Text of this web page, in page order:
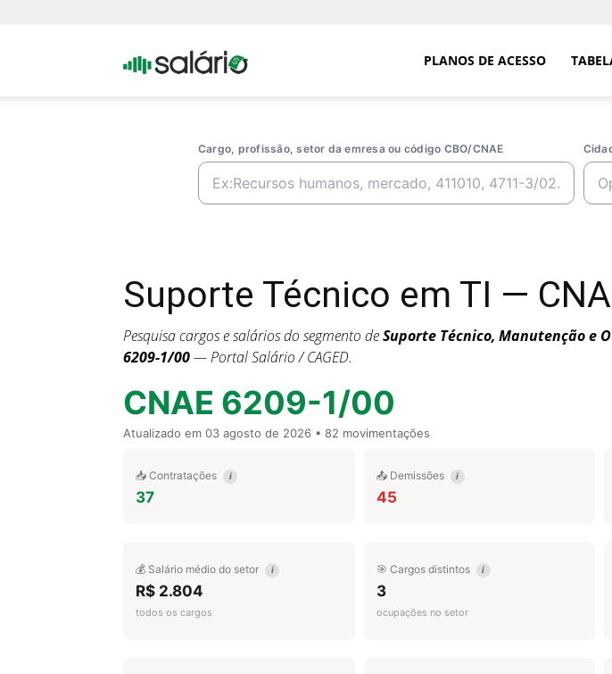
Portal PLANOS DE ACESSO
Cargo, profissão, setor da emresa ou código CBO/CNAE
Suporte Técnico em TI —
Pesquisa cargos e salários do segmento deSuporte Técnico, Manutenção e
6209-1/00— Portal Salário / CAGED.
CNAE 6209-1/00
Atualizado em 03 agosto de 2026 • 82 movimentações
📥 Contratações i
37
📤 Demissões i
45
💰 Salário médio do setor i
R$ 2.804
todos os cargos
🎯 Cargos distintos i
3
ocupações no setor